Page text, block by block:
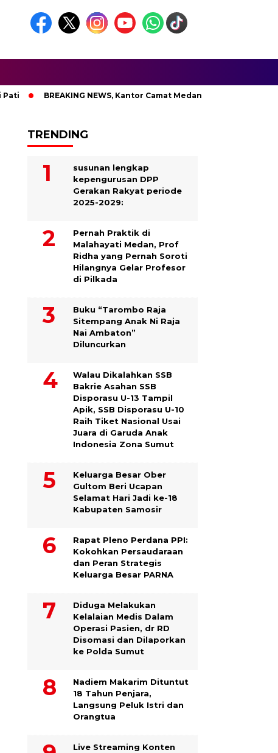
BREAKING NEWS, Kantor Camat Medan Area Dilahap Sijago
TRENDING
susunan lengkap
kepengurusan DPP
Gerakan Rakyat periode
2025-2029:
Pernah Praktik di
Malahayati Medan, Prof
Ridha yang Pernah Soroti
Hilangnya Gelar Profesor
di Pilkada
Buku “Tarombo Raja
Sitempang Anak Ni Raja
Nai Ambaton”
Diluncurkan
Walau Dikalahkan SSB
Bakrie Asahan SSB
Disporasu U-13 Tampil
Apik, SSB Disporasu U-10
Raih Tiket Nasional Usai
Juara di Garuda Anak
Indonesia Zona Sumut
Keluarga Besar Ober
Gultom Beri Ucapan
Selamat Hari Jadi ke-18
Kabupaten Samosir
Rapat Pleno Perdana PPI:
Kokohkan Persaudaraan
dan Peran Strategis
Keluarga Besar PARNA
Diduga Melakukan
Kelalaian Medis Dalam
Operasi Pasien, dr RD
Disomasi dan Dilaporkan
ke Polda Sumut
​Nadiem Makarim Dituntut
18 Tahun Penjara,
Langsung Peluk Istri dan
Orangtua
Live Streaming Konten